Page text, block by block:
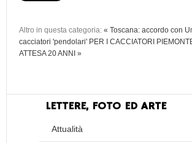
Altro in questa categoria: « Toscana: accordo con
cacciatori 'pendolari' PER I CACCIATORI
ATTESA 20 ANNI »
LETTERE, FOTO ED ARTE
Attualità